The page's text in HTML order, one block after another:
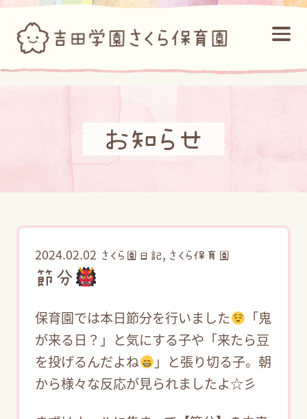
お知らせ
2024.02.02 さくら園日記, さくら保育園
節分
保育園では本日節分を行いました
「鬼
が来る日？」と気にする子や「来たら豆
を投げるんだよね
」と張り切る子。朝
から様々な反応が見られましたよ☆彡